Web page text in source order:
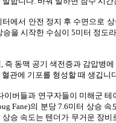
터에서 안전 정지 후 수면으로
을 시작한 수심이 5미터 정도
, 즉 동맥 공기 색전증과 감압병
관에 기포를 형성할 때 생깁니
이버들과 연구자들이 미해군
Fane)의 분당7.6미터 상승 속
상승 속도는 텐더가 무거운 장